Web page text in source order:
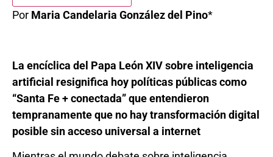
Por Maria Candelaria González del Pino*
La encíclica del Papa León XIV sobre inteligencia
artificial resignifica hoy políticas públicas como
“Santa Fe + conectada” que entendieron
tempranamente que no hay transformación digital
posible sin acceso universal a internet